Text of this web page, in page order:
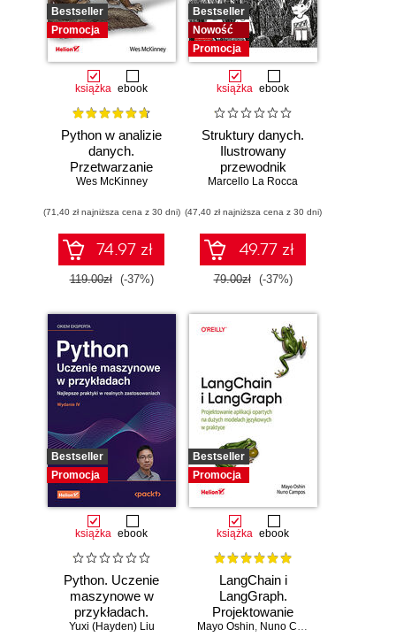
Bestseller
Promocja
książka ebook
Python w analizie
danych.
Przetwarzanie
danych za pomocą
NumPy oraz
środowiska
Jupyter. Wydanie
III
Wes McKinney
(71,40 zł najniższa cena z 30 dni)
74.97 zł
119.00zł (-37%)
Bestseller
Nowość
Promocja
książka ebook
Struktury danych.
Ilustrowany
przewodnik
Marcello La Rocca
(47,40 zł najniższa cena z 30 dni)
49.77 zł
79.00zł (-37%)
Bestseller
Promocja
książka ebook
Python. Uczenie
maszynowe w
przykładach.
Najlepsze praktyki
Yuxi (Hayden) Liu
Bestseller
Promocja
książka ebook
LangChain i
LangGraph.
Projektowanie
aplikacji opartych
Mayo Oshin, Nuno Campos